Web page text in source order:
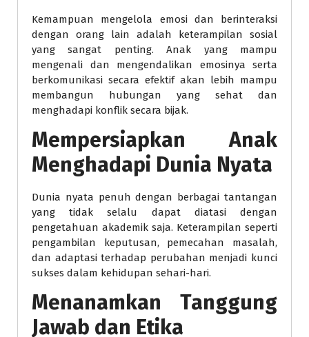
Kemampuan mengelola emosi dan berinteraksi
dengan orang lain adalah keterampilan sosial
yang sangat penting. Anak yang mampu
mengenali dan mengendalikan emosinya serta
berkomunikasi secara efektif akan lebih mampu
membangun hubungan yang sehat dan
menghadapi konflik secara bijak.
Mempersiapkan Anak
Menghadapi Dunia Nyata
Dunia nyata penuh dengan berbagai tantangan
yang tidak selalu dapat diatasi dengan
pengetahuan akademik saja. Keterampilan seperti
pengambilan keputusan, pemecahan masalah,
dan adaptasi terhadap perubahan menjadi kunci
sukses dalam kehidupan sehari-hari.
Menanamkan Tanggung
Jawab dan Etika